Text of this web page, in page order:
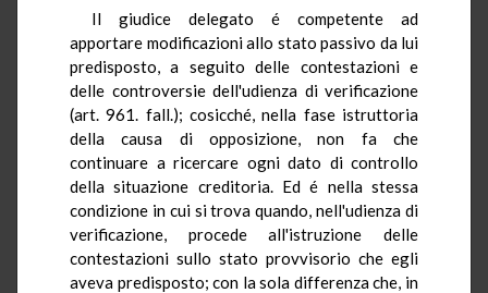
Il giudice delegato é competente ad
apportare modificazioni allo stato passivo da lui
predisposto, a seguito delle contestazioni e
delle controversie dell'udienza di verificazione
(art. 961. fall.); cosicché, nella fase istruttoria
della causa di opposizione, non fa che
continuare a ricercare ogni dato di controllo
della situazione creditoria. Ed é nella stessa
condizione in cui si trova quando, nell'udienza di
verificazione, procede all'istruzione delle
contestazioni sullo stato provvisorio che egli
aveva predisposto; con la sola differenza che, in